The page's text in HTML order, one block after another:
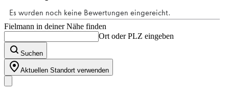
Fielmann in deiner Nähe finden
Ort oder PLZ eingeben
Suchen
Aktuellen Standort verwenden